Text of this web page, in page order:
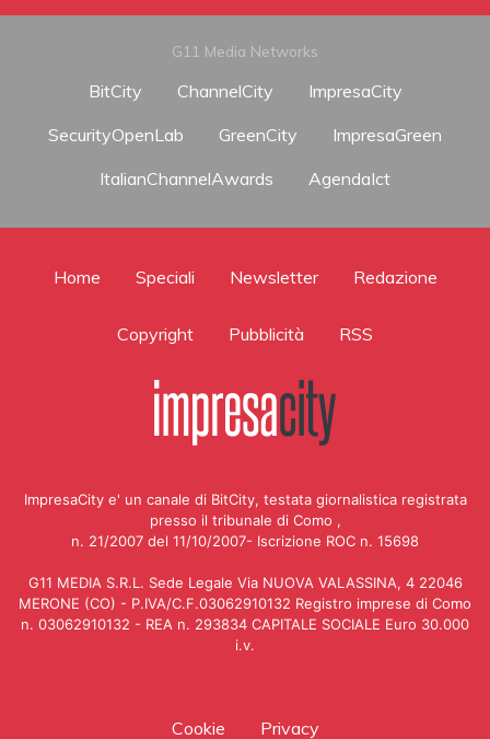
G11 Media Networks
BitCity ChannelCity
ImpresaCity
SecurityOpenLab
GreenCity
ImpresaGreen
ItalianChannelAwards
AgendaIct
Home Speciali Newsletter Redazione
Copyright Pubblicità RSS
ImpresaCity e' un canale di BitCity, testata giornalistica registrata
presso il tribunale di Como ,
n. 21/2007 del 11/10/2007- Iscrizione ROC n. 15698
G11 MEDIA S.R.L. Sede Legale Via NUOVA VALASSINA, 4 22046
MERONE (CO) - P.IVA/C.F.03062910132 Registro imprese di Como
n. 03062910132 - REA n. 293834 CAPITALE SOCIALE Euro 30.000
i.v.
Cookie Privacy